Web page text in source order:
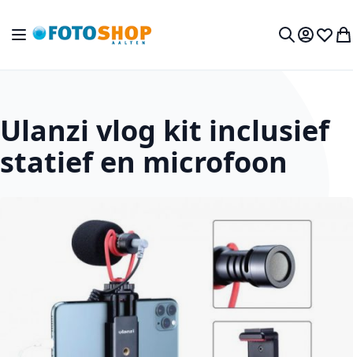
Toggle Nav
Mijn
Ulanzi vlog kit inclusief
statief en microfoon